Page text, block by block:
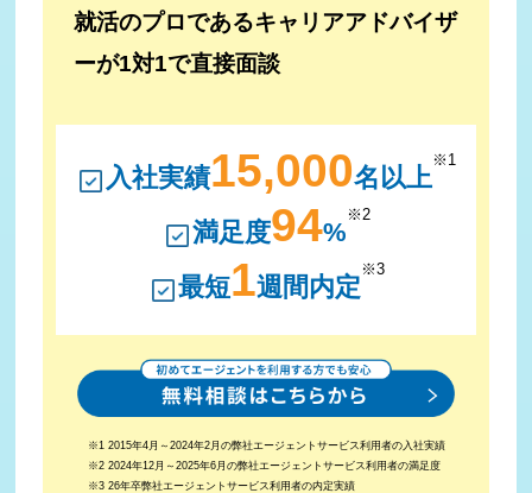
就活のプロであるキャリアアドバイザ
ーが1対1で直接面談
入社実績15,000名以上
※1
満足度94%
※2
最短1週間内定
※3
※1 2015年4月～2024年2月の弊社エージェントサービス利用者の入社実績
※2 2024年12月～2025年6月の弊社エージェントサービス利用者の満足度
※3 26年卒弊社エージェントサービス利用者の内定実績